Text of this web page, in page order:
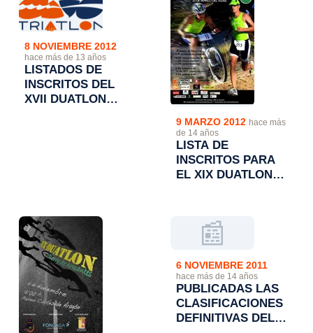
8 NOVIEMBRE 2012
hace más de 13 años
LISTADOS DE
INSCRITOS DEL
XVII DUATLON
9 MARZO 2012 hace más
de 14 años
LISTA DE
INSCRITOS PARA
EL XIX DUATLON
📰
6 NOVIEMBRE 2011
hace más de 14 años
PUBLICADAS LAS
CLASIFICACIONES
DEFINITIVAS DEL